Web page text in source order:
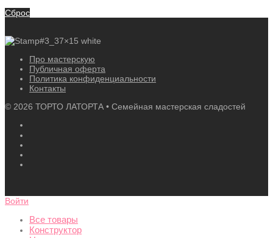
Сброс
Про мастерскую
Публичная оферта
Политика конфиденциальности
Контакты
© 2026 ТОРТО ЛАТОРТА • Семейная мастерская сладостей
Войти
Все товары
Конструктор